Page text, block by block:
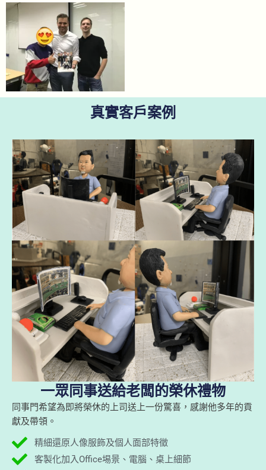
真實客戶案例
一眾同事送給老闆的榮休禮物
同事門希望為即將榮休的上司送上一份驚喜，感謝他多年的貢
獻及帶領。
精細還原人像服飾及個人面部特徵
客製化加入Office埸景、電腦、桌上細節